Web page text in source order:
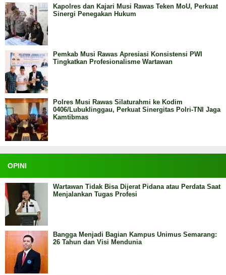
Kapolres dan Kajari Musi Rawas Teken MoU, Perkuat
Sinergi Penegakan Hukum
Pemkab Musi Rawas Apresiasi Konsistensi PWI
Tingkatkan Profesionalisme Wartawan
Polres Musi Rawas Silaturahmi ke Kodim
0406/Lubuklinggau, Perkuat Sinergitas Polri-TNI Jaga
Kamtibmas
OPINI
Wartawan Tidak Bisa Dijerat Pidana atau Perdata Saat
Menjalankan Tugas Profesi
Bangga Menjadi Bagian Kampus Unimus Semarang:
26 Tahun dan Visi Mendunia